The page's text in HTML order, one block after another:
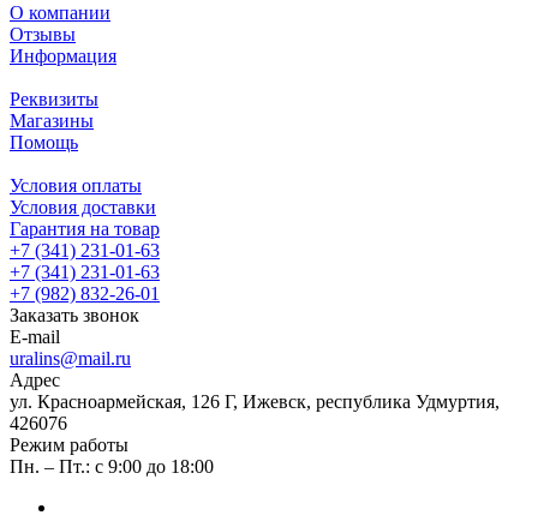
О компании
Отзывы
Информация
Реквизиты
Магазины
Помощь
Условия оплаты
Условия доставки
Гарантия на товар
+7 (341) 231-01-63
+7 (341) 231-01-63
+7 (982) 832-26-01
Заказать звонок
E-mail
uralins@mail.ru
Адрес
ул. Красноармейская, 126 Г, Ижевск, республика Удмуртия,
426076
Режим работы
Пн. – Пт.: с 9:00 до 18:00